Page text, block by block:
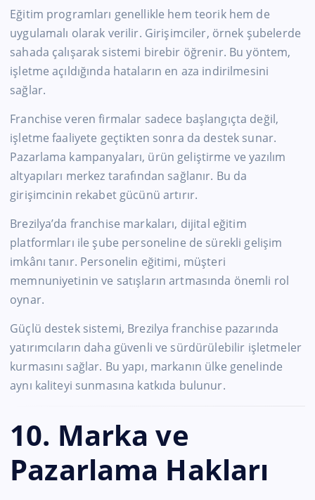
Eğitim programları genellikle hem teorik hem de
uygulamalı olarak verilir. Girişimciler, örnek şubelerde
sahada çalışarak sistemi birebir öğrenir. Bu yöntem,
işletme açıldığında hataların en aza indirilmesini
sağlar.
Franchise veren firmalar sadece başlangıçta değil,
işletme faaliyete geçtikten sonra da destek sunar.
Pazarlama kampanyaları, ürün geliştirme ve yazılım
altyapıları merkez tarafından sağlanır. Bu da
girişimcinin rekabet gücünü artırır.
Brezilya’da franchise markaları, dijital eğitim
platformları ile şube personeline de sürekli gelişim
imkânı tanır. Personelin eğitimi, müşteri
memnuniyetinin ve satışların artmasında önemli rol
oynar.
Güçlü destek sistemi, Brezilya franchise pazarında
yatırımcıların daha güvenli ve sürdürülebilir işletmeler
kurmasını sağlar. Bu yapı, markanın ülke genelinde
aynı kaliteyi sunmasına katkıda bulunur.
10. Marka ve
Pazarlama Hakları